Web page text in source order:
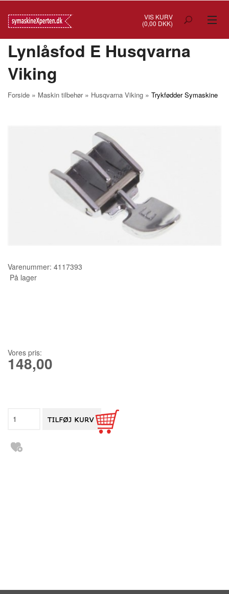
VIS KURV
(0,00 DKK)
TILBUD
SYMASKINER
BRUGTE/DEMO
SCANNCUT
Lynlåsfod E Husqvarna
Viking
Forside » Maskin tilbehør» Husqvarna Viking » Trykfødder Symaskine
Varenummer: 4117393
På lager
Vores pris:
148,00